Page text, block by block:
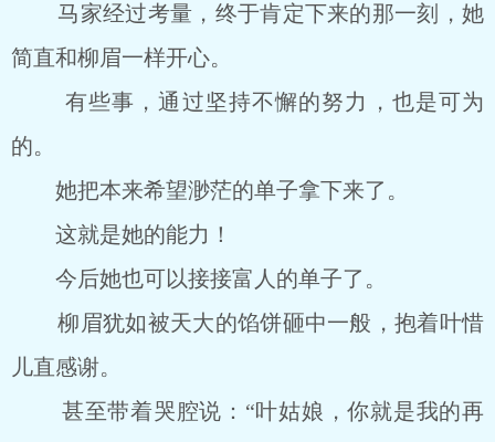
马家经过考量，终于肯定下来的那一刻，她
简直和柳眉一样开心。
有些事，通过坚持不懈的努力，也是可为
的。
她把本来希望渺茫的单子拿下来了。
这就是她的能力！
今后她也可以接接富人的单子了。
柳眉犹如被天大的馅饼砸中一般，抱着叶惜
儿直感谢。
甚至带着哭腔说：“叶姑娘，你就是我的再